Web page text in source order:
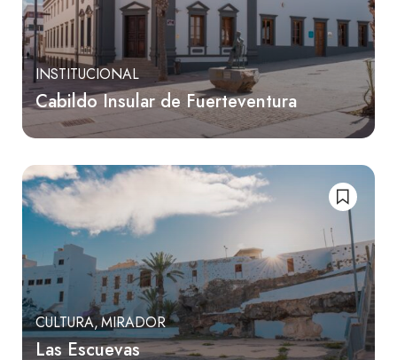
INSTITUCIONAL
Cabildo Insular de Fuerteventura
CULTURA MIRADOR
Las Escuevas